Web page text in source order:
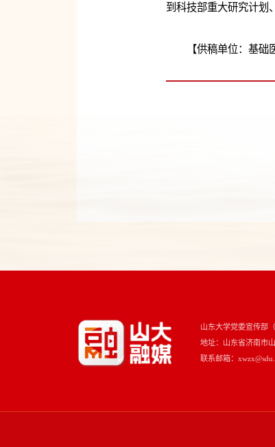
到科技部重大研究计划
【供稿单位：基
山东大学党委宣传部
地址：山东省济南市
联系邮箱：